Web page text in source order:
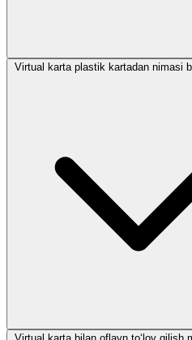
Virtual karta plastik kartadan nimasi